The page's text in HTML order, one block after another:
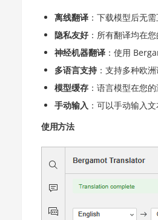
离线翻译 ：下载模型后无
隐私友好 ：所有翻译均在
神经机器翻译 ：使用
多语言支持 ：支持多种欧
模型缓存 ：语言模型在您
手动输入 ：可以手动输入
使用方法